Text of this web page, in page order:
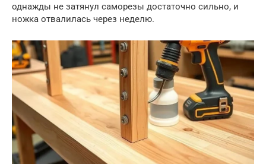
однажды не затянул саморезы достаточно сильно, и
ножка отвалилась через неделю.